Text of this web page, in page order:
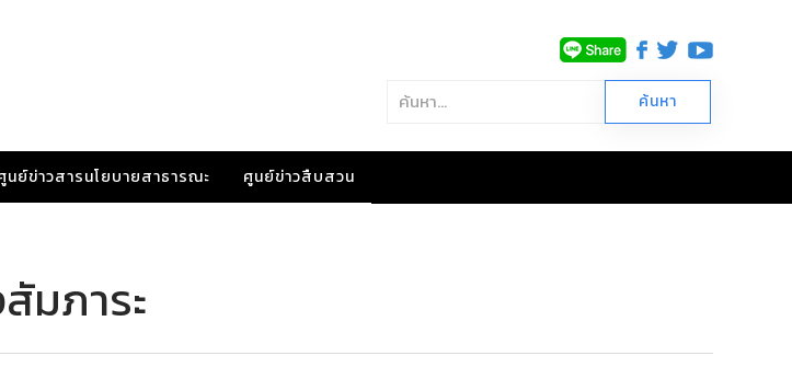
นย์ข่าวสารนโยบายสาธารณะ ศูนย์ข่าวสืบสวน
มภาระ